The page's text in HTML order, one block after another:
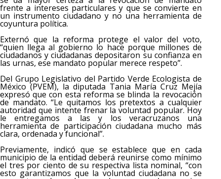
frente a intereses particulares y que se convierte en
un instrumento ciudadano y no una herramienta de
coyuntura política.
Externó que la reforma protege el valor del voto,
“quien llega al gobierno lo hace porque millones de
ciudadanos y ciudadanas depositaron su confianza en
las urnas, ese mandato popular merece respeto”.
Del Grupo Legislativo del Partido Verde Ecologista de
México (PVEM), la diputada Tania María Cruz Mejía
expresó que con esta reforma se blinda la revocación
de mandato. “Le quitamos los pretextos a cualquier
autoridad que intente frenar la voluntad popular. Hoy
le entregamos a las y los veracruzanos una
herramienta de participación ciudadana mucho más
clara, ordenada y funcional”.
Previamente, indicó que se establece que en cada
municipio de la entidad deberá reunirse como mínimo
el tres por ciento de su respectiva lista nominal, “con
esto garantizamos que la voluntad ciudadana no se